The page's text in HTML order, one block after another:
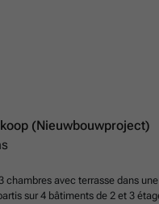
(Nieuwbouwproject)
chambres avec terrasse dans
sur 4 bâtiments de 2 et 3